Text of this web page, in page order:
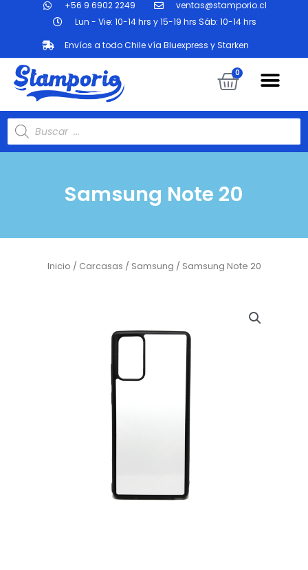
contenido
+56 9 6902 2249
ventas@stamporio.cl
Lun - Vie: 10-14 hrs y 15-19 hrs Sáb: 10-14 hrs
Envíos a todo Chile vía Bluexpress y Starken
0
Búsqueda
de
productos
Samsung Note 20
Inicio / Carcasas / Samsung / Samsung Note 20